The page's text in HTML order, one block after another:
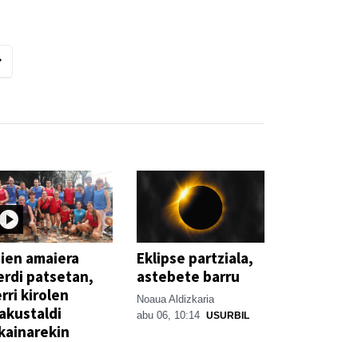
amaiera
patsetan,
kirolen
Eklipse partziala,
astebete barru
Noaua Aldizkaria
abu 06, 10:14 USURBIL